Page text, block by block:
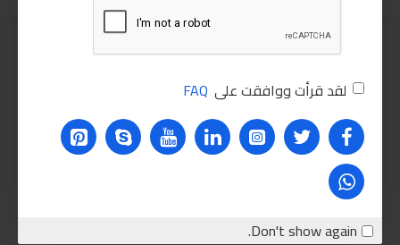
لقد قرأت ووافقت على FAQ
Don't show again.